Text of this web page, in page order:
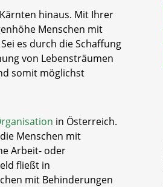
hinaus. Mit Ihrer
Menschen mit
es durch die Schaffung
von Lebensträumen
somit möglichst
in Österreich.
Menschen mit
Arbeit- oder
fließt in
mit Behinderungen